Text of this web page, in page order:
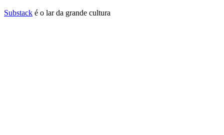
Substack é o lar da grande cultura